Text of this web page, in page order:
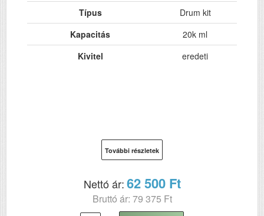
Típus
Drum kit
Kapacitás
20k ml
Kivitel
eredeti
További részletek
Nettó ár:62 500 Ft
Bruttó ár: 79 375 Ft